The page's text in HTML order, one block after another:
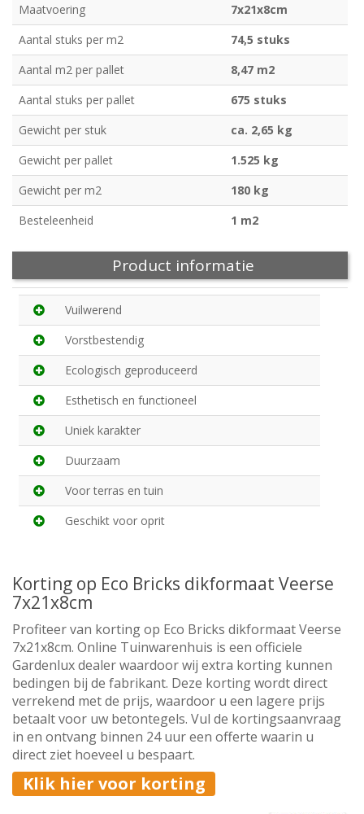
Maatvoering
7x21x8cm
Aantal stuks per m2
74,5 stuks
Aantal m2 per pallet
8,47 m2
Aantal stuks per pallet
675 stuks
Gewicht per stuk
ca. 2,65 kg
Gewicht per pallet
1.525 kg
Gewicht per m2
180 kg
Besteleenheid
1 m2
Product informatie
Vuilwerend
Vorstbestendig
Ecologisch geproduceerd
Esthetisch en functioneel
Uniek karakter
Duurzaam
Voor terras en tuin
Geschikt voor oprit
Korting op Eco Bricks dikformaat Veerse
7x21x8cm
Profiteer van korting op Eco Bricks dikformaat Veerse
7x21x8cm. Online Tuinwarenhuis is een officiele
Gardenlux dealer waardoor wij extra korting kunnen
bedingen bij de fabrikant. Deze korting wordt direct
verrekend met de prijs, waardoor u een lagere prijs
betaalt voor uw betontegels. Vul de kortingsaanvraag
in en ontvang binnen 24 uur een offerte waarin u
direct ziet hoeveel u bespaart.
Klik hier voor korting